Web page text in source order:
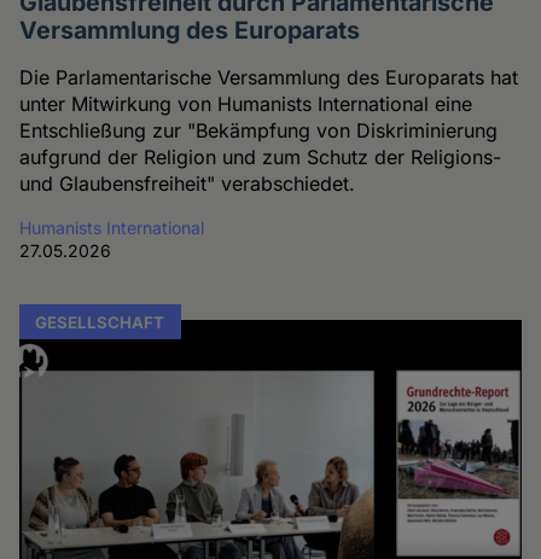
Versammlung des Europarats
Die Parlamentarische Versammlung des Europarats hat
unter Mitwirkung von Humanists International eine
Entschließung zur "Bekämpfung von Diskriminierung
aufgrund der Religion und zum Schutz der Religions-
und Glaubensfreiheit" verabschiedet.
Humanists International
27.05.2026
GESELLSCHAFT